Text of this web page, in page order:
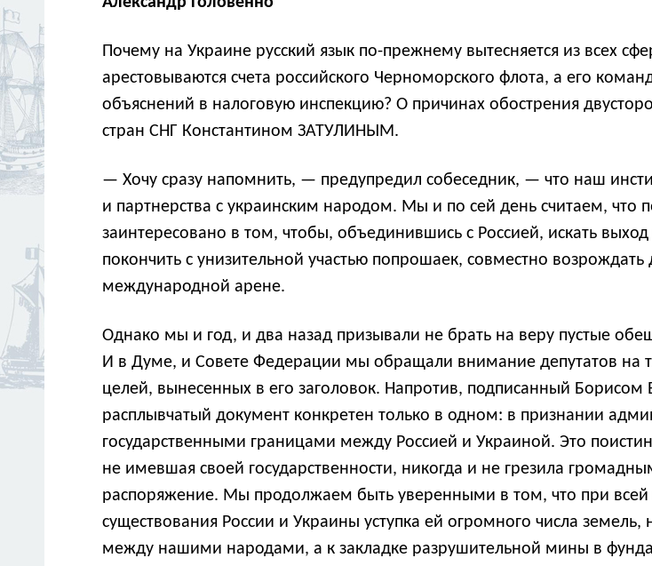
Почему на Украине русский язык по-прежнему вытесняется из всех
арестовываются счета российского Черноморского флота, а его
объяснений в налоговую инспекцию? О причинах обострения
стран СНГ Константином ЗАТУЛИНЫМ.
— Хочу сразу напомнить, — предупредил собеседник, — что наш
и партнерства с украинским народом. Мы и по сей день считаем,
заинтересовано в том, чтобы, объединившись с Россией, искать
покончить с унизительной участью попрошаек, совместно возрождать
международной арене.
Однако мы и год, и два назад призывали не брать на веру пустые
И в Думе, и Совете Федерации мы обращали внимание депутатов на
целей, вынесенных в его заголовок. Напротив, подписанный
расплывчатый документ конкретен только в одном: в признании
государственными границами между Россией и Украиной. Это
не имевшая своей государственности, никогда и не грезила
распоряжение. Мы продолжаем быть уверенными в том, что при всей
существования России и Украины уступка ей огромного числа
между нашими народами, а к закладке разрушительной мины в